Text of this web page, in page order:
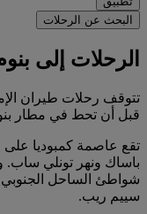
البحث عن الرحلات
الرحلات إلى
تتوقف رحلات طيران
قبل أن تحط في مطار
تقع عاصمة كمبوديا على
باساك ونهر تونلي ساب.
شواطئ الساحل
سييم ريب.